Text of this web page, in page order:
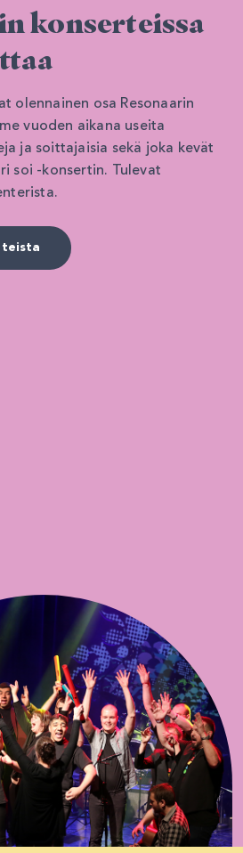
konserteissa
olennainen osa Resonaarin
vuoden aikana useita
ja soittajaisia sekä joka kevät
soi -konsertin. Tulevat